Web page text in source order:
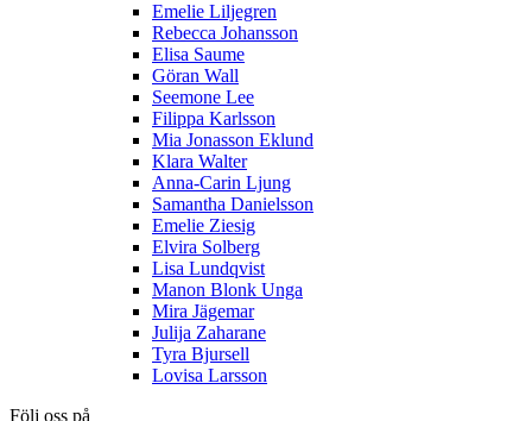
Emelie Liljegren
Rebecca Johansson
Elisa Saume
Göran Wall
Seemone Lee
Filippa Karlsson
Mia Jonasson Eklund
Klara Walter
Anna-Carin Ljung
Samantha Danielsson
Emelie Ziesig
Elvira Solberg
Lisa Lundqvist
Manon Blonk Unga
Mira Jägemar
Julija Zaharane
Tyra Bjursell
Lovisa Larsson
Följ oss på